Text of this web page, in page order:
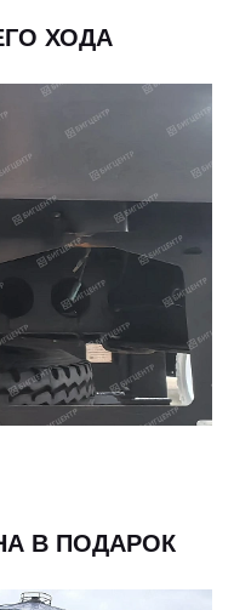
XCMG SQS157-4
157
14,5
360
ХОДА
В ПОДАРОК